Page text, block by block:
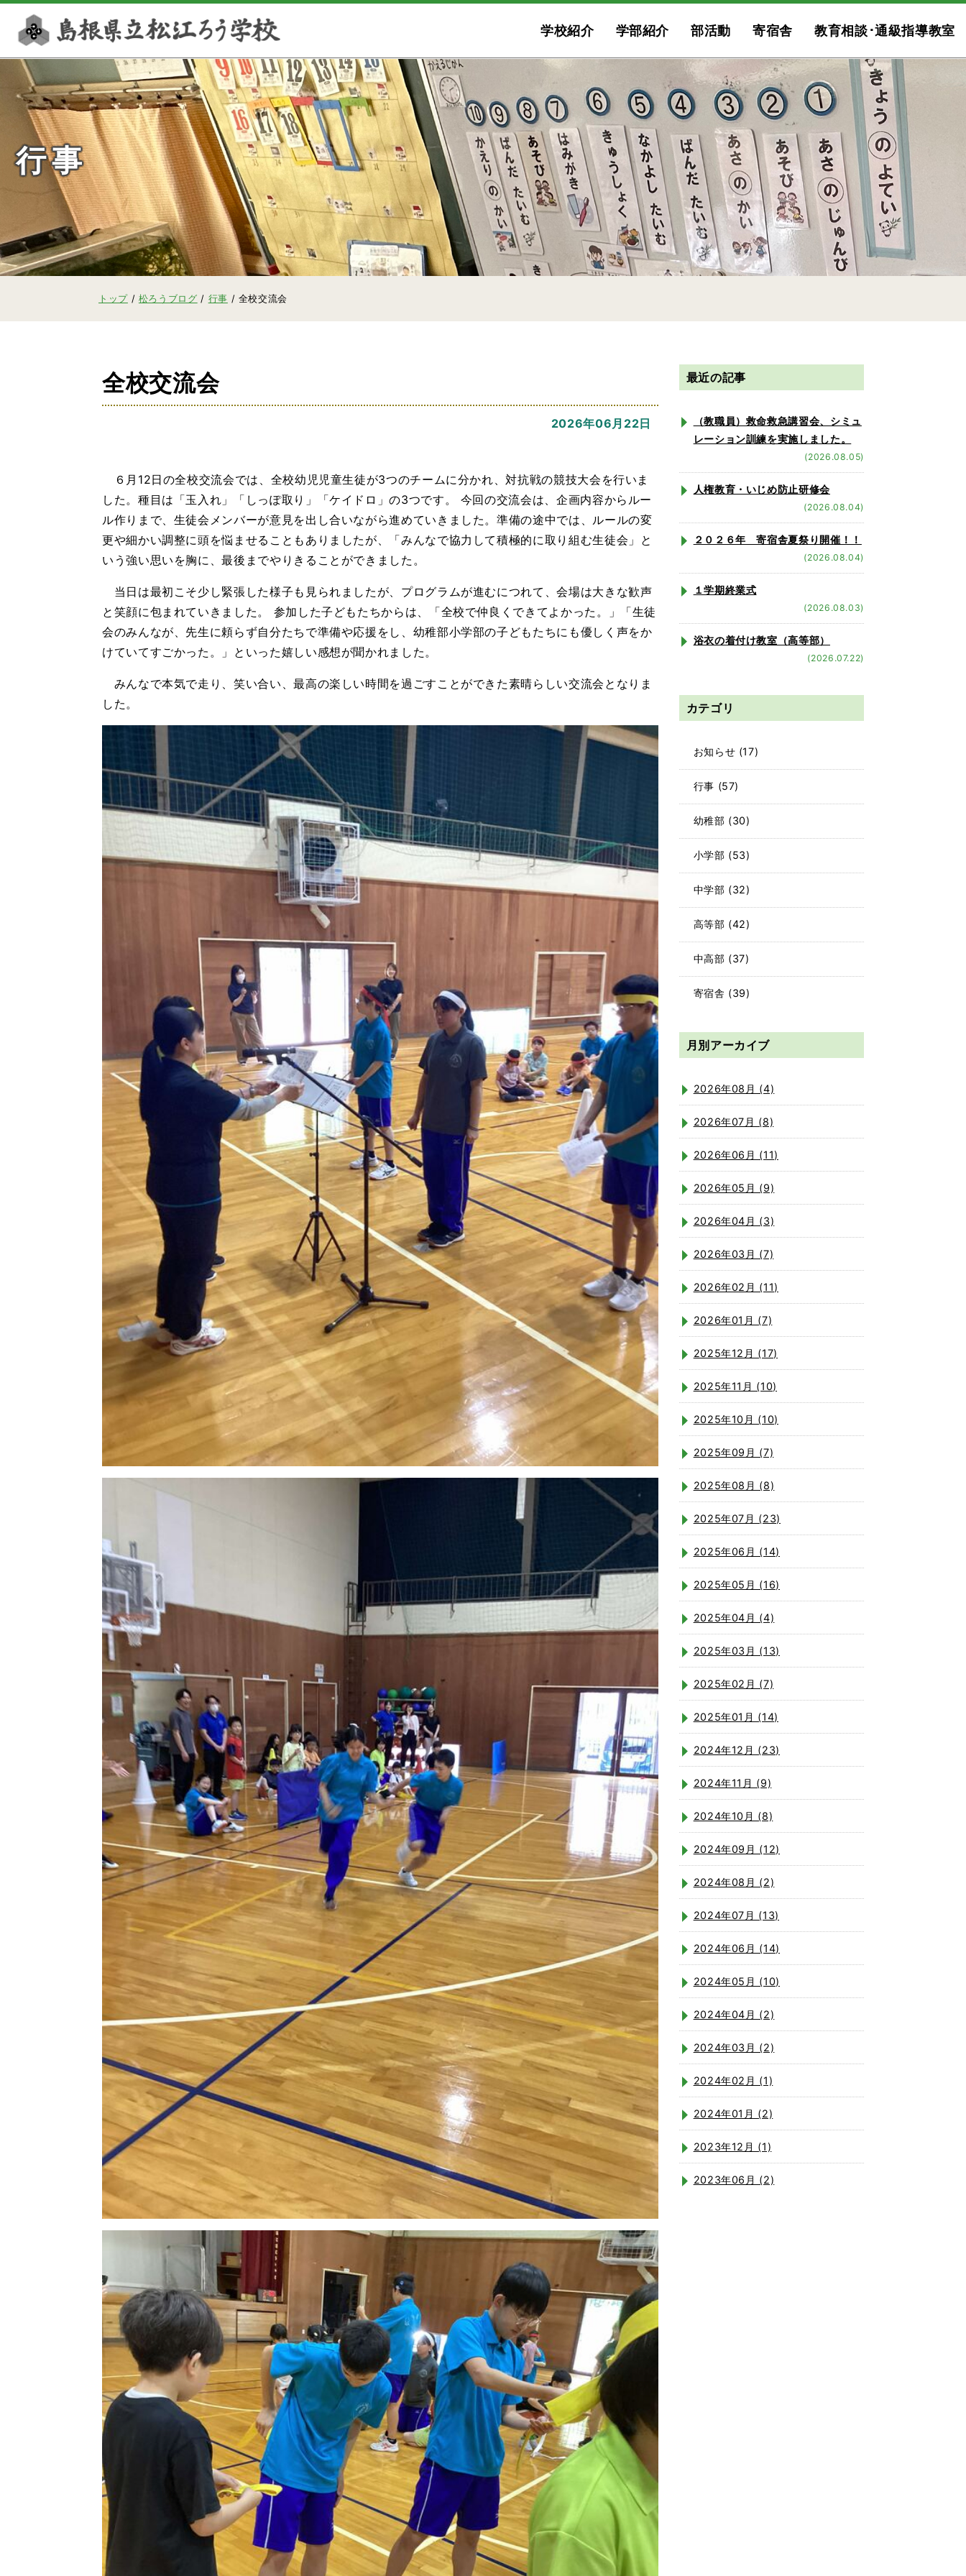
学校紹介 学部紹介 部活動 寄宿舎 教育相談･通級指導教室
行事
現
トップ/ 松ろうブログ / 行事 / 全校交流会
全校交流会
2026年06月22日
６月12日の全校交流会では、全校幼児児童生徒が3つのチームに分かれ、対抗戦の競技大会を行いま
した。種目は「玉入れ」「しっぽ取り」「ケイドロ」の3つです。 今回の交流会は、企画内容からルー
ル作りまで、生徒会メンバーが意見を出し合いながら進めていきました。準備の途中では、ルールの変
更や細かい調整に頭を悩ませることもありましたが、「みんなで協力して積極的に取り組む生徒会」と
いう強い思いを胸に、最後までやりきることができました。
当日は最初こそ少し緊張した様子も見られましたが、プログラムが進むにつれて、会場は大きな歓声
と笑顔に包まれていきました。 参加した子どもたちからは、「全校で仲良くできてよかった。」「生徒
会のみんなが、先生に頼らず自分たちで準備や応援をし、幼稚部小学部の子どもたちにも優しく声をか
けていてすごかった。」といった嬉しい感想が聞かれました。
みんなで本気で走り、笑い合い、最高の楽しい時間を過ごすことができた素晴らしい交流会となりま
した。
最近の記事
（教職員）救命救急講習会、シミュ
レーション訓練を実施しました。
(2026.08.05)
人権教育・いじめ防止研修会
(2026.08.04)
２０２６年 寄宿舎夏祭り開催！！
(2026.08.04)
１学期終業式
(2026.08.03)
浴衣の着付け教室（高等部）
(2026.07.22)
カテゴリ
お知らせ (17)
行事 (57)
幼稚部 (30)
小学部 (53)
中学部 (32)
高等部 (42)
中高部 (37)
寄宿舎 (39)
月別アーカイブ
2026年08月 (4)
2026年07月 (8)
2026年06月 (11)
2026年05月 (9)
2026年04月 (3)
2026年03月 (7)
2026年02月 (11)
2026年01月 (7)
2025年12月 (17)
2025年11月 (10)
2025年10月 (10)
2025年09月 (7)
2025年08月 (8)
2025年07月 (23)
2025年06月 (14)
2025年05月 (16)
2025年04月 (4)
2025年03月 (13)
2025年02月 (7)
2025年01月 (14)
2024年12月 (23)
2024年11月 (9)
2024年10月 (8)
2024年09月 (12)
2024年08月 (2)
2024年07月 (13)
2024年06月 (14)
2024年05月 (10)
2024年04月 (2)
2024年03月 (2)
2024年02月 (1)
2024年01月 (2)
2023年12月 (1)
2023年06月 (2)